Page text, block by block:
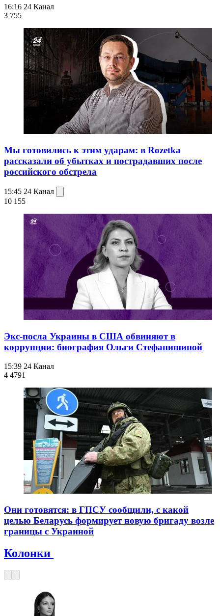
16:16 24 Канал
3 755
Мы готовились к этим ударам: в Rozetka
рассказали об убытках и пострадавших после
российского обстрела
15:45 24 Канал
10 155
Экс-посла Украины в США обвиняют в
коррупции: биография Ольги Стефанишиной
15:39 24 Канал
4 4791
Они готовятся: в ГПСУ сообщили, с какой
целью Беларусь формирует новую бригаду возле
границы с Украиной
Колонки